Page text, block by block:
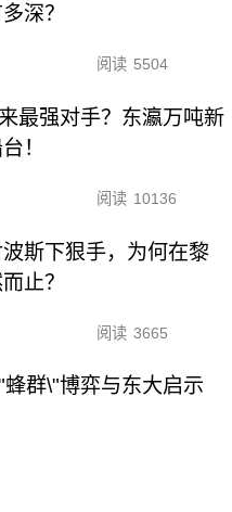
深？
阅读 5504
最强对手？东瀛万吨新
！
阅读 10136
斯下狠手，为何在黎
止？
阅读 3665
群\"博弈与东大启示